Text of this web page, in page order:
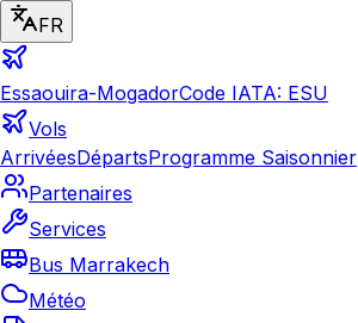
FR
Essaouira-MogadorCode IATA: ESU
Vols
ArrivéesDépartsProgramme Saisonnier
Partenaires
Services
Bus Marrakech
Météo